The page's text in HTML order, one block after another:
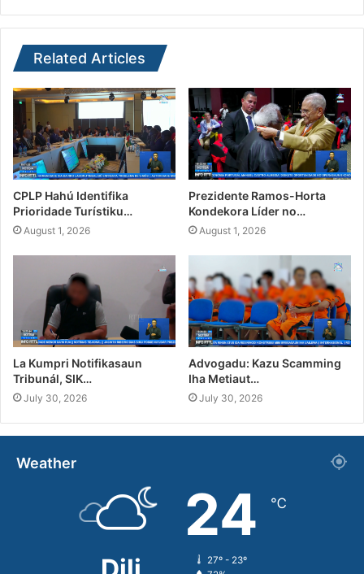
Related Articles
CPLP Hahú Identifika
Prioridade Turístiku…
August 1, 2026
Prezidente Ramos-Horta
Kondekora Líder no…
August 1, 2026
La Kumpri Notifikasaun
Tribunál, SIK…
July 30, 2026
Advogadu: Kazu Scamming
Iha Metiaut…
July 30, 2026
Weather
24 ℃
27º - 23º